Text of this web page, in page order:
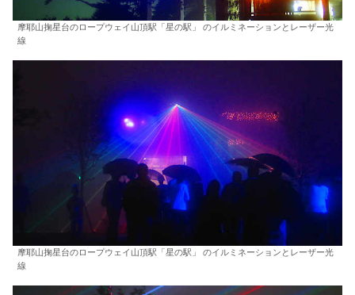
摩耶山掬星台のロープウェイ山頂駅「星の駅」 のイルミネーションとレーザー光
線
摩耶山掬星台のロープウェイ山頂駅「星の駅」 のイルミネーションとレーザー光
線